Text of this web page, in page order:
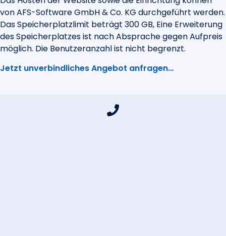
von AFS-Software GmbH & Co. KG durchgeführt werden.
Das Speicherplatzlimit beträgt 300 GB, Eine Erweiterung
des Speicherplatzes ist nach Absprache gegen Aufpreis
möglich. Die Benutzeranzahl ist nicht begrenzt.
Jetzt unverbindliches Angebot anfragen…